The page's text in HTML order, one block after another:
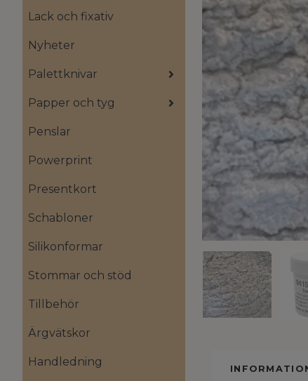
Lack och fixativ
Nyheter
Palettknivar
Papper och tyg
Penslar
Powerprint
Presentkort
Schabloner
Silikonformar
Stommar och stöd
Tillbehör
Ärgvätskor
Handledning